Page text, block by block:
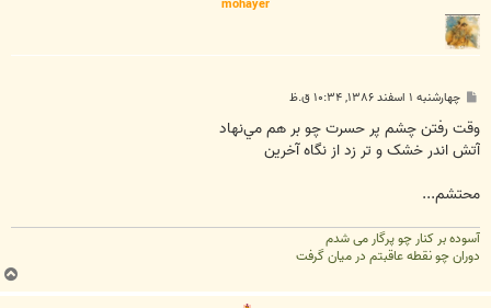
mohayer
پ
ت
چهارشنبه ۱ اسفند ۱۳۸۶, ۱۰:۳۴ ق.ظ
وقت رفتن چشم پر حسرت چو بر هم مي‌نهاد
آتش اندر خشک و تر زد از نگاه آخرين
محتشم...
آسوده بر کنار چو پرگار می شدم
دوران چو نقطه عاقبتم در میان گرفت
ب
ا